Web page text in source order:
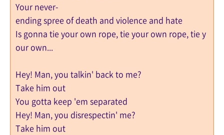
Your never-
ending spree of death and violence and hate
Is gonna tie your own rope, tie your own rope, tie y
our own...
Hey! Man, you talkin' back to me?
Take him out
You gotta keep 'em separated
Hey! Man, you disrespectin' me?
Take him out